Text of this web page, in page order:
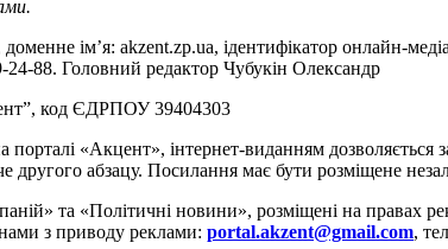
ім’я: akzent.zp.ua, ідентифікатор онлайн-
88. Головний редактор Чубукін Олександр
код ЄДРПОУ 39404303
порталі «Акцент», інтернет-виданням
абзацу. Посилання має бути розміщене
та «Політичні новини», розміщені на правах
нами з приводу реклами: portal.akzent@gmail.com,